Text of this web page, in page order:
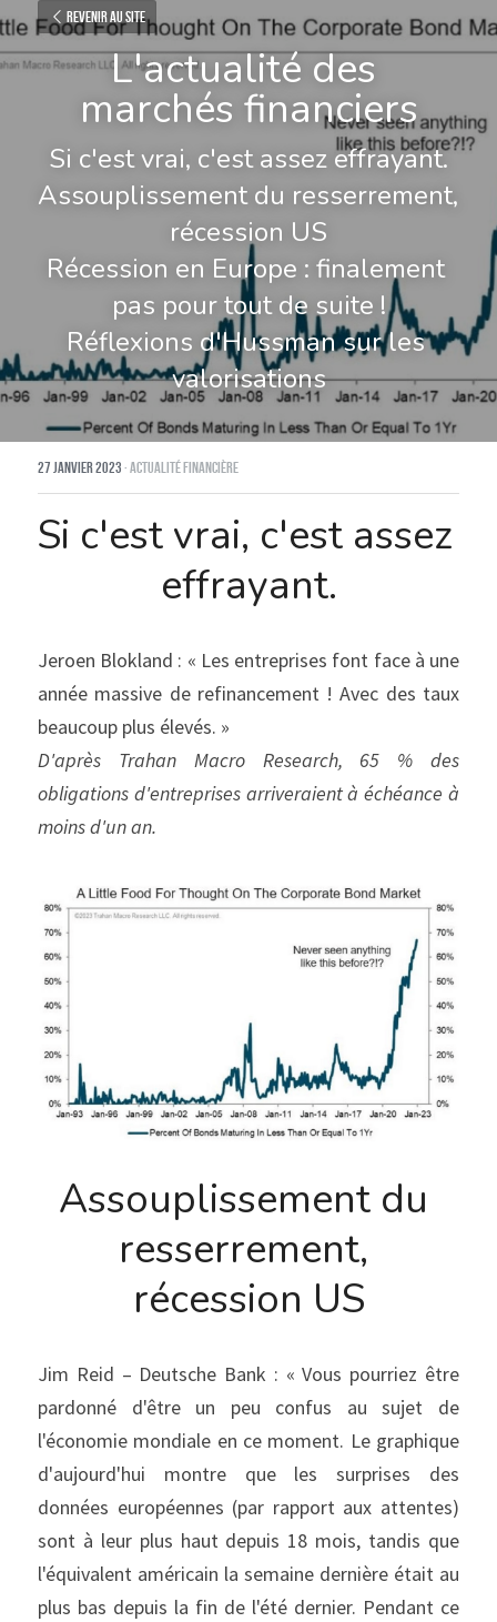
Revenir au site
L'actualité des
marchés financiers
Si c'est vrai, c'est assez effrayant.
Assouplissement du resserrement,
récession US
Récession en Europe : finalement
pas pour tout de suite !
Réflexions d'Hussman sur les
valorisations
27 janvier 2023·Actualité financière
Si c'est vrai, c'est assez
effrayant.
Jeroen Blokland : « Les entreprises font face à une
année massive de refinancement ! Avec des taux
beaucoup plus élevés. »
D'après Trahan Macro Research, 65 % des
obligations d'entreprises arriveraient à échéance à
moins d'un an.
Assouplissement du
resserrement,
récession US
Jim Reid – Deutsche Bank : « Vous pourriez être
pardonné d'être un peu confus au sujet de
l'économie mondiale en ce moment. Le graphique
d'aujourd'hui montre que les surprises des
données européennes (par rapport aux attentes)
sont à leur plus haut depuis 18 mois, tandis que
l'équivalent américain la semaine dernière était au
plus bas depuis la fin de l'été dernier. Pendant ce